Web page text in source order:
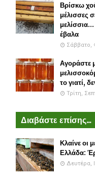
Βρίσκω
μέλισσες
έβαλα
Σάββατο,
Αγοράστε
το γιατί,
Τρίτη,
Διαβάστε επίσης...
Κλαίνε οι
Ελλάδα:
Δευτέρα,